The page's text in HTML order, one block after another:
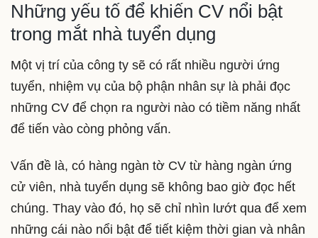
Những yếu tố để khiến CV nổi bật
trong mắt nhà tuyển dụng
Một vị trí của công ty sẽ có rất nhiều người ứng
tuyển, nhiệm vụ của bộ phận nhân sự là phải đọc
những CV để chọn ra người nào có tiềm năng nhất
để tiến vào còng phỏng vấn.
Vấn đề là, có hàng ngàn tờ CV từ hàng ngàn ứng
cử viên, nhà tuyển dụng sẽ không bao giờ đọc hết
chúng. Thay vào đó, họ sẽ chỉ nhìn lướt qua để xem
những cái nào nổi bật để tiết kiệm thời gian và nhân